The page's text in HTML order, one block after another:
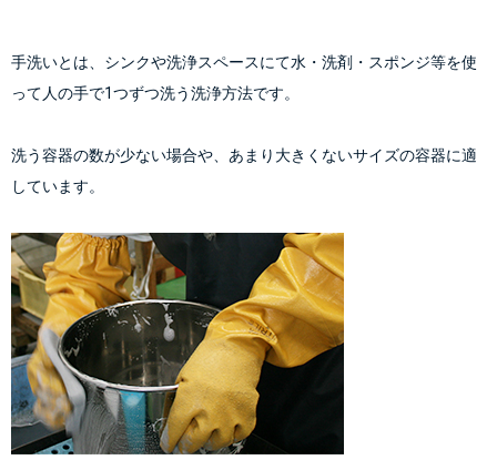
手洗いとは、シンクや洗浄スペースにて水・洗剤・スポンジ等を使
って人の手で1つずつ洗う洗浄方法です。
洗う容器の数が少ない場合や、あまり大きくないサイズの容器に適
しています。